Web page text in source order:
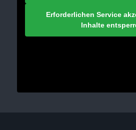
Erforderlichen Service
Inhalte